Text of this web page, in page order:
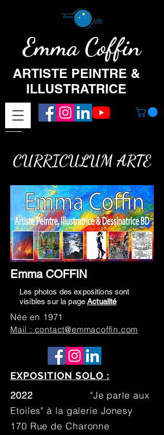
Emma Coffin
ARTISTE PEINTRE &
ILLUSTRATRICE
CURRICULUM ARTE
Emma COFFIN
Les photos des expositions sont
visibles sur la pageActualité
Née en 1971
Mail : contact@emmacoffin.com
EXPOSITION SOLO :
2022 "Je parle aux
Etoiles" à la galerie Jonesy
170 Rue de Charonne